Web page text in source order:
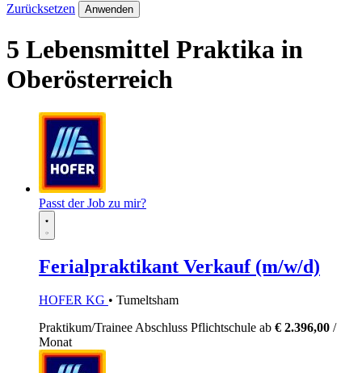
Zurücksetzen Anwenden
5 Lebensmittel Praktika in
Oberösterreich
Passt der Job zu mir?
Ferialpraktikant Verkauf (m/w/d)
HOFER KG • Tumeltsham
Praktikum/TraineeAbschluss Pflichtschule ab € 2.396,00 /
Monat